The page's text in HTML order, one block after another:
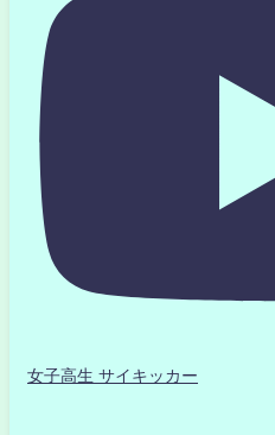
女子高生 サイキッカー